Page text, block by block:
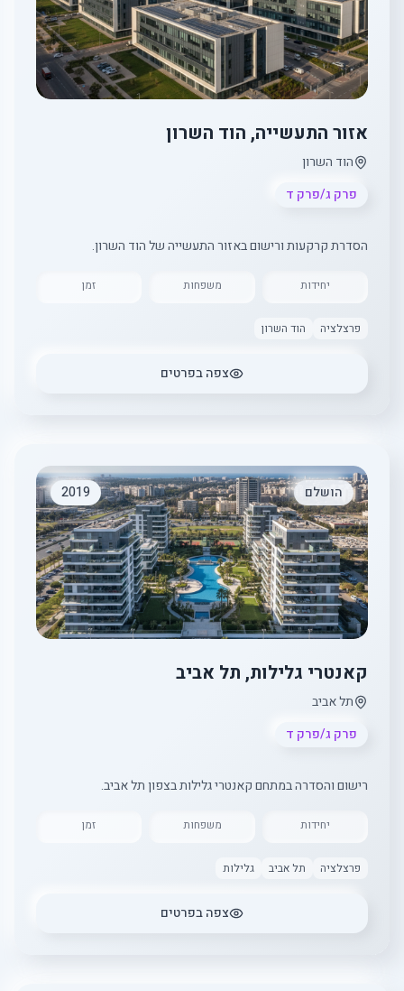
אזור התעשייה, הוד השרון
הוד השרון
פרק ג/פרק ד
הסדרת קרקעות ורישום באזור התעשייה של הוד השרון.
יחידות משפחות זמן
פרצלציה הוד השרון
צפה בפרטים
הושלם 2019
קאנטרי גלילות, תל אביב
תל אביב
פרק ג/פרק ד
רישום והסדרה במתחם קאנטרי גלילות בצפון תל אביב.
יחידות משפחות זמן
פרצלציה תל אביב גלילות
צפה בפרטים